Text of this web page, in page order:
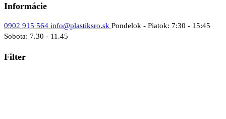
Informácie
0902 915 564 info@plastiksro.sk Pondelok - Piatok: 7:30 - 15:45
Sobota: 7.30 - 11.45
Filter